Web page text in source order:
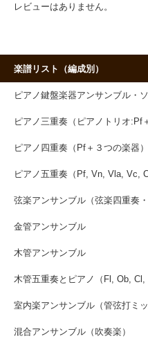
レビューはありません。
楽譜リスト（編成別）
ピアノ鍵盤楽器アンサンブル・
ピアノ三重奏（ピアノトリオ:Pf
ピアノ四重奏（Pf＋３つの楽器
ピアノ五重奏（Pf, Vn, Vla, Vc,
弦楽アンサンブル（弦楽四重奏
金管アンサンブル
木管アンサンブル
木管五重奏とピアノ（Fl, Ob,
室内楽アンサンブル（管弦打ミッ
混合アンサンブル（吹奏楽）